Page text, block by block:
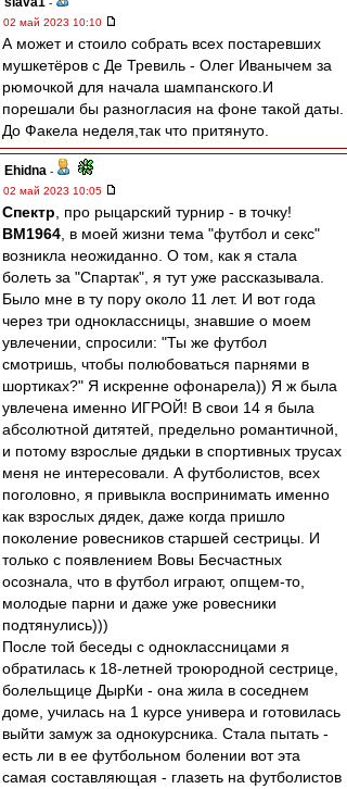
-
02 май 2023 10:10
А может и стоило собрать всех постаревших
мушкетёров с Де Тревиль - Олег Иванычем за
рюмочкой для начала шампанского.И
порешали бы разногласия на фоне такой даты.
До Факела неделя,так что притянуто.
Ehidna -
02 май 2023 10:05
Спектр , про рыцарский турнир - в точку!
BM1964 , в моей жизни тема "футбол и секс"
возникла неожиданно. О том, как я стала
болеть за "Спартак", я тут уже рассказывала.
Было мне в ту пору около 11 лет. И вот года
через три одноклассницы, знавшие о моем
увлечении, спросили: "Ты же футбол
смотришь, чтобы полюбоваться парнями в
шортиках?" Я искренне офонарела)) Я ж была
увлечена именно ИГРОЙ! В свои 14 я была
абсолютной дитятей, предельно романтичной,
и потому взрослые дядьки в спортивных трусах
меня не интересовали. А футболистов, всех
поголовно, я привыкла воспринимать именно
как взрослых дядек, даже когда пришло
поколение ровесников старшей сестрицы. И
только с появлением Вовы Бесчастных
осознала, что в футбол играют, опщем-то,
молодые парни и даже уже ровесники
подтянулись)))
После той беседы с одноклассницами я
обратилась к 18-летней троюродной сестрице,
болельщице ДырКи - она жила в соседнем
доме, училась на 1 курсе универа и готовилась
выйти замуж за однокурсника. Стала пытать -
есть ли в ее футбольном болении вот эта
самая составляющая - глазеть на футболистов